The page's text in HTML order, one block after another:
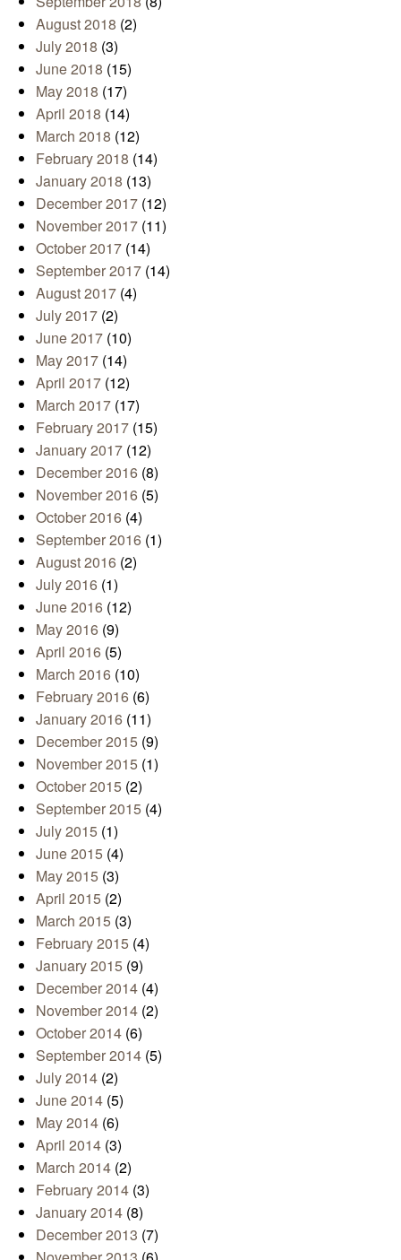
August 2018 (2)
July 2018 (3)
June 2018 (15)
May 2018 (17)
April 2018 (14)
March 2018 (12)
February 2018 (14)
January 2018 (13)
December 2017 (12)
November 2017 (11)
October 2017 (14)
September 2017 (14)
August 2017 (4)
July 2017 (2)
June 2017 (10)
May 2017 (14)
April 2017 (12)
March 2017 (17)
February 2017 (15)
January 2017 (12)
December 2016 (8)
November 2016 (5)
October 2016 (4)
September 2016 (1)
August 2016 (2)
July 2016 (1)
June 2016 (12)
May 2016 (9)
April 2016 (5)
March 2016 (10)
February 2016 (6)
January 2016 (11)
December 2015 (9)
November 2015 (1)
October 2015 (2)
September 2015 (4)
July 2015 (1)
June 2015 (4)
May 2015 (3)
April 2015 (2)
March 2015 (3)
February 2015 (4)
January 2015 (9)
December 2014 (4)
November 2014 (2)
October 2014 (6)
September 2014 (5)
July 2014 (2)
June 2014 (5)
May 2014 (6)
April 2014 (3)
March 2014 (2)
February 2014 (3)
January 2014 (8)
December 2013 (7)